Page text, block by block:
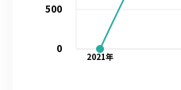
2021年
0
500